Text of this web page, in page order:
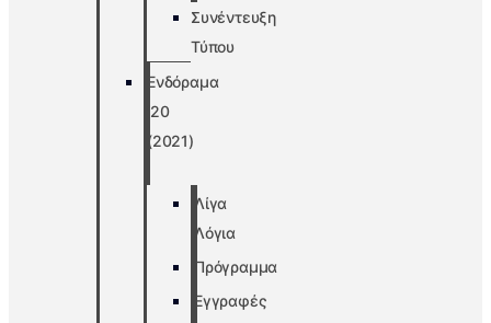
Συνέντευξη
Τύπου
Ενδόραμα
’20
(2021)
Λίγα
Λόγια
Πρόγραμμα
Εγγραφές